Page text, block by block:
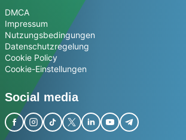
DMCA
Impressum
Nutzungsbedingungen
Datenschutzregelung
Cookie Policy
Cookie-Einstellungen
Social media